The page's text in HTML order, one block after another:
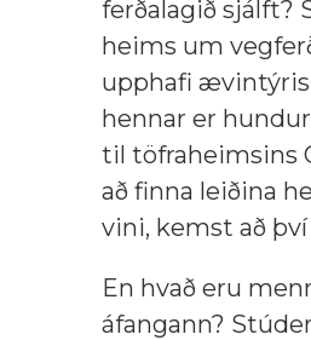
ferðalagið sjálft?
heims um
upphafi
hennar er
til töfraheimsins
að finna leiðina
vini, kemst að
En hvað eru
áfangann?